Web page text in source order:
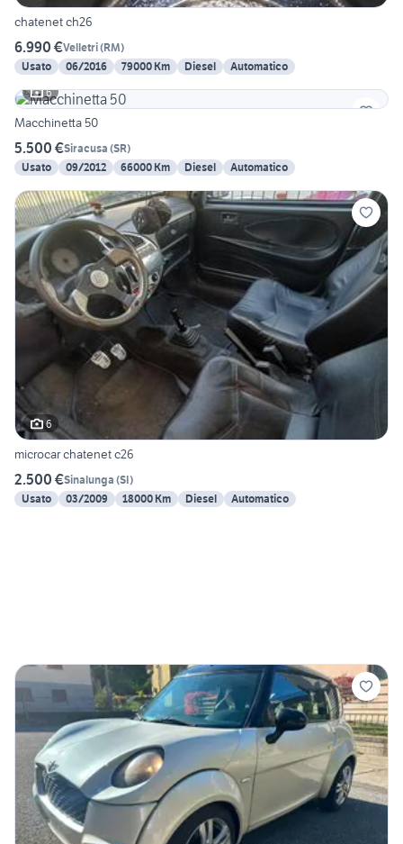
chatenet ch26
6.990 €Velletri(RM)
Usato
06/2016 79000 Km Diesel
Automatico
6
Macchinetta 50
5.500 €Siracusa (SR)
Usato
09/2012 66000 Km Diesel Automatico
6
microcar chatenet c26
2.500 €Sinalunga (SI)
Usato
03/2009 18000 Km Diesel Automatico